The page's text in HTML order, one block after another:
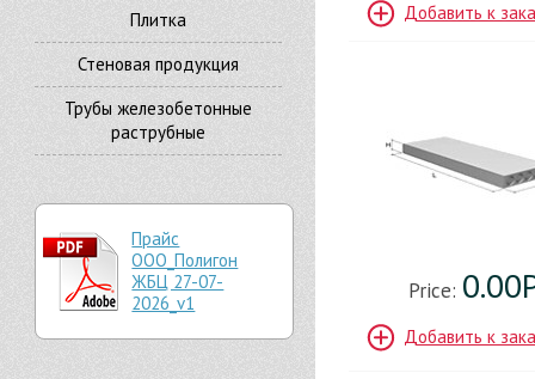
Плитка
Стеновая продукция
Трубы железобетонные
раструбные
Прайс
ООО_Полигон
ЖБЦ 27-07-
2026_v1
Добавить к
Price:
Добавить к